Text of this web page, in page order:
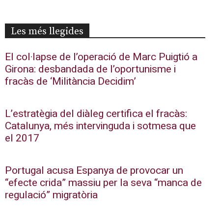
Les més llegides
El col·lapse de l’operació de Marc Puigtió a
Girona: desbandada de l’oportunisme i
fracàs de ‘Militància Decidim’
L’estratègia del diàleg certifica el fracàs:
Catalunya, més intervinguda i sotmesa que
el 2017
Portugal acusa Espanya de provocar un
“efecte crida” massiu per la seva “manca de
regulació” migratòria